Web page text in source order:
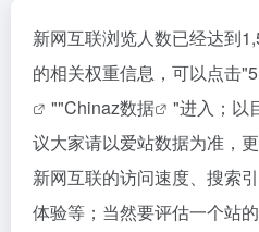
新网互联浏览人数已经达到
的相关权重信息，可以点击"
""Chinaz数据
"进入；以
议大家请以爱站数据为准，
新网互联的访问速度、搜索
体验等；当然要评估一个站